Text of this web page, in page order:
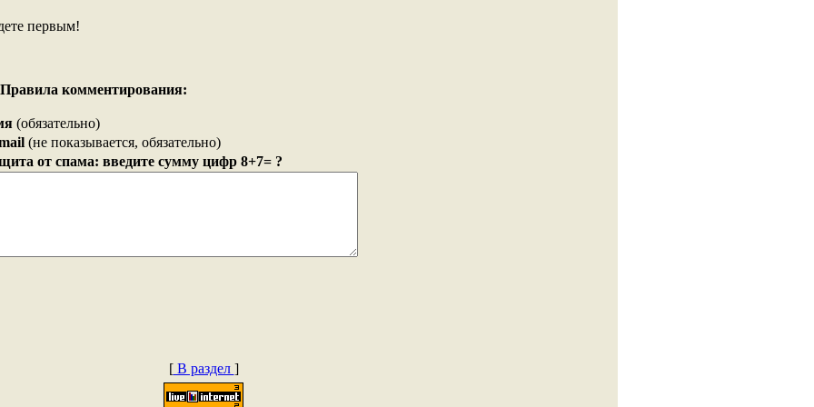
первым!
Правила комментирования:
(обязательно)
(не показывается, обязательно)
от спама: введите сумму цифр 8+7= ?
[В раздел ]